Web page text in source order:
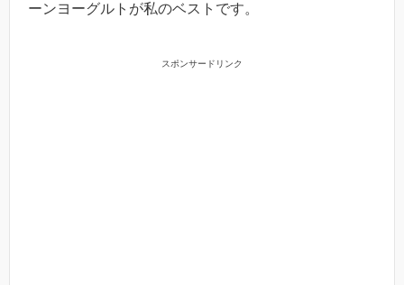
ーンヨーグルトが私のベストです。
スポンサードリンク